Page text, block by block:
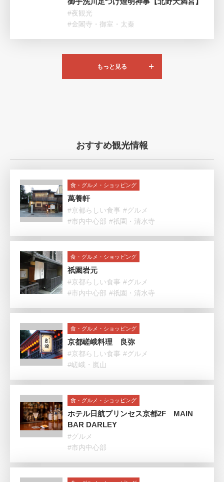
#夜観光
#金閣寺・御室・太秦
もっと見る
おすすめ観光情報
食・グルメ・ショッピング
萬養軒
#京都らしい食事 #グルメ
#市内中心部 #祇園・清水寺
食・グルメ・ショッピング
祇園岩元
#京都らしい食事 #グルメ
#市内中心部 #祇園・清水寺
食・グルメ・ショッピング
京都嵯峨料理 良弥
#京都らしい食事 #グルメ
#嵯峨・嵐山
食・グルメ・ショッピング
ホテル日航プリンセス京都2F MAIN
BAR DARLEY
#グルメ
#市内中心部